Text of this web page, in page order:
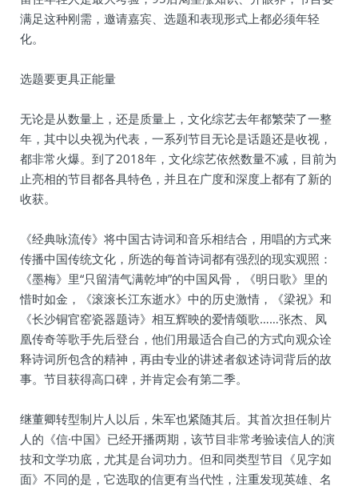
满足这种刚需，邀请嘉宾、选题和表现形式上都必须年轻
化。
选题要更具正能量
无论是从数量上，还是质量上，文化综艺去年都繁荣了一整
年，其中以央视为代表，一系列节目无论是话题还是收视，
都非常火爆。到了2018年，文化综艺依然数量不减，目前为
止亮相的节目都各具特色，并且在广度和深度上都有了新的
收获。
《经典咏流传》将中国古诗词和音乐相结合，用唱的方式来
传播中国传统文化，所选的每首诗词都有强烈的现实观照：
《墨梅》里“只留清气满乾坤”的中国风骨，《明日歌》里的
惜时如金，《滚滚长江东逝水》中的历史激情，《梁祝》和
《长沙铜官窑瓷器题诗》相互辉映的爱情颂歌……张杰、凤
凰传奇等歌手先后登台，他们用最适合自己的方式向观众诠
释诗词所包含的精神，再由专业的讲述者叙述诗词背后的故
事。节目获得高口碑，并肯定会有第二季。
继董卿转型制片人以后，朱军也紧随其后。其首次担任制片
人的《信·中国》已经开播两期，该节目非常考验读信人的演
技和文学功底，尤其是台词功力。但和同类型节目《见字如
面》不同的是，它选取的信更有当代性，注重发现英雄、名